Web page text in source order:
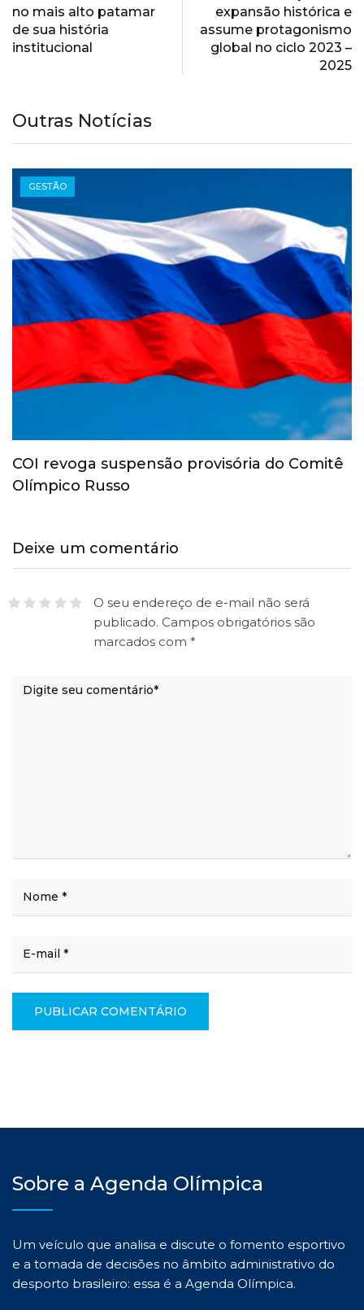
no mais alto patamar
de sua história
institucional
expansão histórica e
assume protagonismo
global no ciclo 2023 –
2025
Outras Notícias
GESTÃO
COI revoga suspensão provisória do Comitê
Olímpico Russo
Deixe um comentário
O seu endereço de e-mail não será
publicado. Campos obrigatórios são
marcados com *
Sobre a Agenda Olímpica
Um veículo que analisa e discute o fomento esportivo
e a tomada de decisões no âmbito administrativo do
desporto brasileiro: essa é a Agenda Olímpica.